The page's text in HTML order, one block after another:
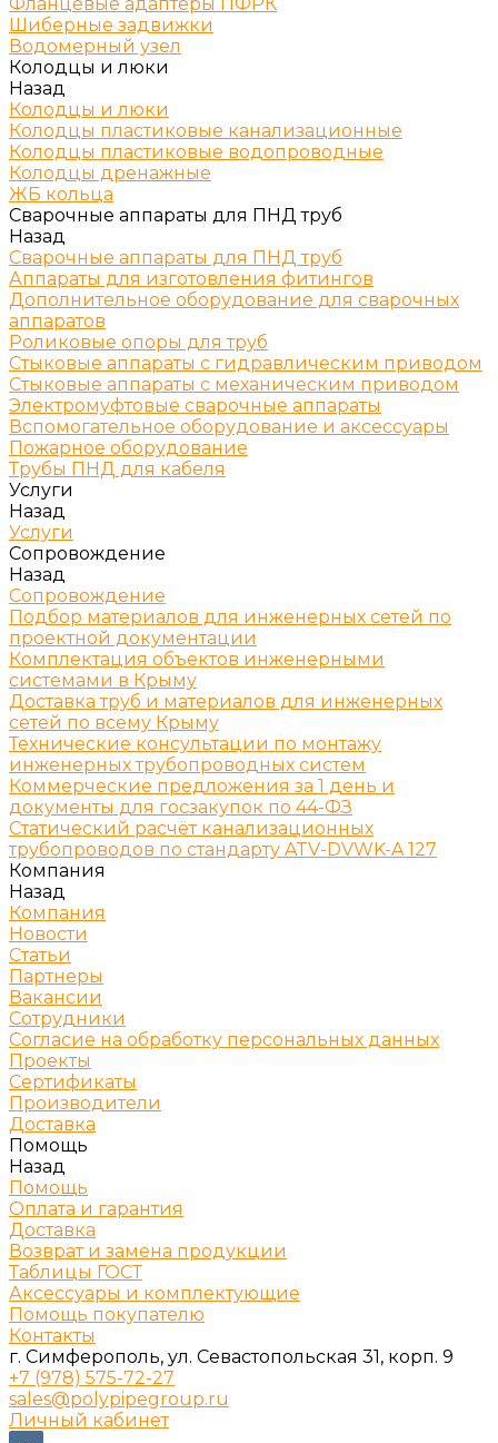
Шиберные задвижки
Водомерный узел
Колодцы и люки
Назад
Колодцы и люки
Колодцы пластиковые канализационные
Колодцы пластиковые водопроводные
Колодцы дренажные
ЖБ кольца
Сварочные аппараты для ПНД труб
Назад
Сварочные аппараты для ПНД труб
Аппараты для изготовления фитингов
Дополнительное оборудование для сварочных
аппаратов
Роликовые опоры для труб
Стыковые аппараты с гидравлическим приводом
Стыковые аппараты с механическим приводом
Электромуфтовые сварочные аппараты
Вспомогательное оборудование и аксессуары
Пожарное оборудование
Трубы ПНД для кабеля
Услуги
Назад
Услуги
Сопровождение
Назад
Сопровождение
Подбор материалов для инженерных сетей по
проектной документации
Комплектация объектов инженерными
системами в Крыму
Доставка труб и материалов для инженерных
сетей по всему Крыму
Технические консультации по монтажу
инженерных трубопроводных систем
Коммерческие предложения за 1 день и
документы для госзакупок по 44-ФЗ
Статический расчёт канализационных
трубопроводов по стандарту ATV-DVWK-A 127
Компания
Назад
Компания
Новости
Статьи
Партнеры
Вакансии
Сотрудники
Согласие на обработку персональных данных
Проекты
Сертификаты
Производители
Доставка
Помощь
Назад
Помощь
Оплата и гарантия
Доставка
Возврат и замена продукции
Таблицы ГОСТ
Аксессуары и комплектующие
Помощь покупателю
Контакты
г. Симферополь, ул. Севастопольская 31, корп. 9
+7 (978) 575-72-27
sales@polypipegroup.ru
Личный кабинет